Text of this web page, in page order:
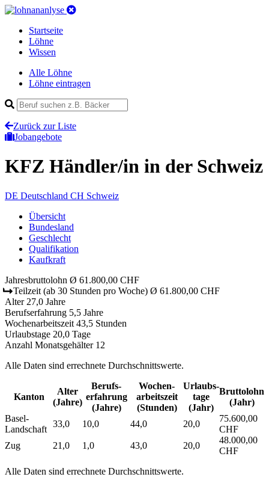
Startseite
Löhne
Wissen
Alle Löhne
Löhne eintragen
Zurück zur Liste
Jobangebote
KFZ Händler/in in der Schweiz
DE Deutschland CH Schweiz
Übersicht
Bundesland
Geschlecht
Qualifikation
Kaufkraft
Jahresbruttolohn Ø 61.800,00 CHF
Teilzeit (ab 30 Stunden pro Woche) Ø 61.800,00 CHF
Alter 27,0 Jahre
Berufserfahrung 5,5 Jahre
Wochenarbeitszeit 43,5 Stunden
Urlaubstage 20,0 Tage
Anzahl Monatsgehälter 12
Alle Daten sind errechnete Durchschnittswerte.
Kanton
Alter
(Jahre)
Berufs­
erfahrung
(Jahre)
Wochen­
arbeitszeit
(Stunden)
Urlaubs­
tage
(Jahr)
Bruttolohn
(Jahr)
Basel-
Landschaft
33,0 10,0 44,0 20,0
75.600,00
CHF
Zug
21,0 1,0 43,0 20,0
48.000,00
CHF
Alle Daten sind errechnete Durchschnittswerte.